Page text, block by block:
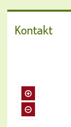
Kontakt